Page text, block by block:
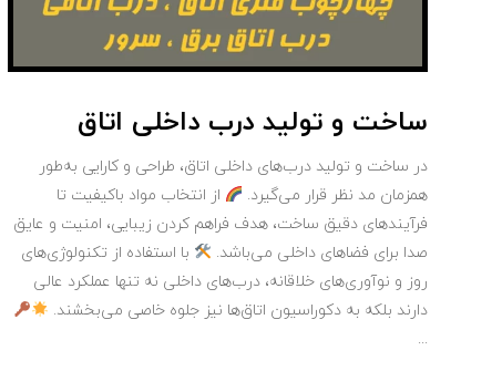
ساخت و تولید درب داخلی اتاق
در ساخت و تولید درب‌های داخلی اتاق، طراحی و کارایی به‌طور
همزمان مد نظر قرار می‌گیرد.
از انتخاب مواد باکیفیت تا
فرآیندهای دقیق ساخت، هدف فراهم کردن زیبایی، امنیت و عایق
صدا برای فضاهای داخلی می‌باشد.
با استفاده از تکنولوژی‌های
روز و نوآوری‌های خلاقانه، درب‌های داخلی نه تنها عملکرد عالی
دارند بلکه به دکوراسیون اتاق‌ها نیز جلوه خاصی می‌بخشند.
...